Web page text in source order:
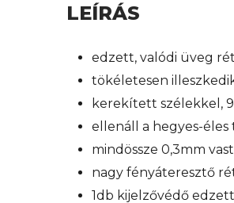
LEÍRÁS
edzett, valódi üveg
tökéletesen
kerekített szélekkel,
ellenáll a hegyes-éles
mindössze 0,3mm
nagy fényáteresztő
1db kijelzővédő